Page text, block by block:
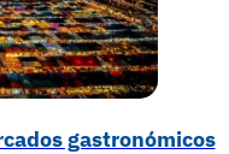
gastronómicos